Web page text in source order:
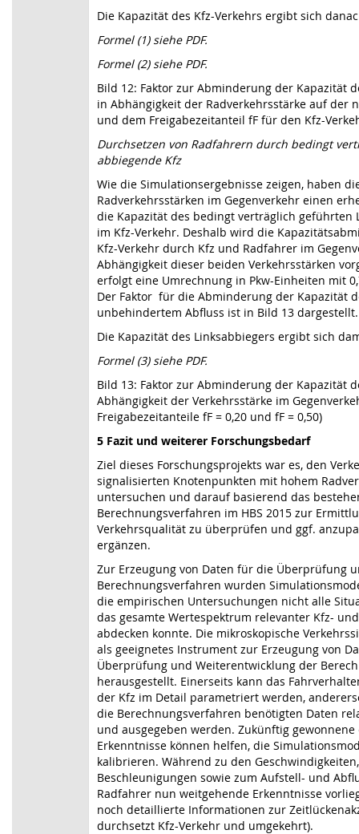
Die Kapazität des Kfz-Verkehrs ergibt sich
Formel (1) siehe PDF.
Formel (2) siehe PDF.
Bild 12: Faktor zur Abminderung der Kapazität
in Abhängigkeit der Radverkehrsstärke auf der
und dem Freigabezeitanteil fF für den Kfz-
Durchsetzen von Radfahrern durch bedingt
abbiegende Kfz
Wie die Simulationsergebnisse zeigen, haben
Radverkehrsstärken im Gegenverkehr einen
die Kapazität des bedingt verträglich geführten
im Kfz-Verkehr. Deshalb wird die
Kfz-Verkehr durch Kfz und Radfahrer im
Abhängigkeit dieser beiden Verkehrsstärken
erfolgt eine Umrechnung in Pkw-Einheiten mit
Der Faktor für die Abminderung der Kapazität
unbehindertem Abfluss ist in Bild 13 dargestellt.
Die Kapazität des Linksabbiegers ergibt sich
Formel (3) siehe PDF.
Bild 13: Faktor zur Abminderung der Kapazität
Abhängigkeit der Verkehrsstärke im
Freigabezeitanteile fF = 0,20 und fF = 0,50)
5 Fazit und weiterer Forschungsbedarf
Ziel dieses Forschungsprojekts war es, den
signalisierten Knotenpunkten mit hohem
untersuchen und darauf basierend das
Berechnungsverfahren im HBS 2015 zur
Verkehrsqualität zu überprüfen und ggf.
ergänzen.
Zur Erzeugung von Daten für die Überprüfung
Berechnungsverfahren wurden
die empirischen Untersuchungen nicht alle
das gesamte Wertespektrum relevanter Kfz-
abdecken konnte. Die mikroskopische
als geeignetes Instrument zur Erzeugung von
Überprüfung und Weiterentwicklung der
herausgestellt. Einerseits kann das
der Kfz im Detail parametriert werden,
die Berechnungsverfahren benötigten Daten
und ausgegeben werden. Zukünftig
Erkenntnisse können helfen, die
kalibrieren. Während zu den
Beschleunigungen sowie zum Aufstell- und
Radfahrer nun weitgehende Erkenntnisse
noch detaillierte Informationen zur
durchsetzt Kfz-Verkehr und umgekehrt).